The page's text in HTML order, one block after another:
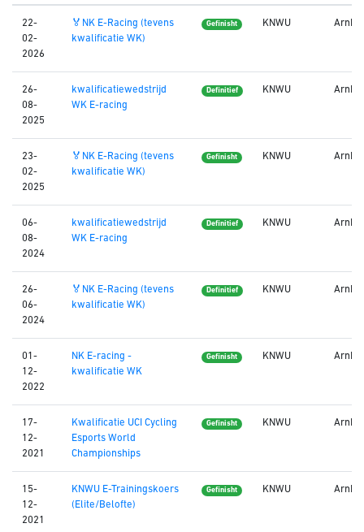
22-
02-
2026
🏅NK E-Racing (tevens
kwalificatie WK)
Gefinisht KNWU
26-
08-
2025
kwalificatiewedstrijd
WK E-racing
Definitief KNWU
23-
02-
2025
🏅NK E-Racing (tevens
kwalificatie WK)
Gefinisht KNWU
06-
08-
2024
kwalificatiewedstrijd
WK E-racing
Definitief KNWU
26-
06-
2024
🏅NK E-Racing (tevens
kwalificatie WK)
Definitief KNWU
01-
12-
2022
NK E-racing -
kwalificatie WK
Gefinisht KNWU
17-
12-
2021
Kwalificatie UCI Cycling
Esports World
Championships
Gefinisht KNWU
15-
12-
2021
KNWU E-Trainingskoers
(Elite/Belofte)
Gefinisht KNWU